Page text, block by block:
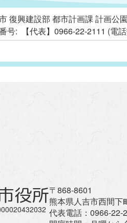
復興建設部 都市計画課 計画公
号:
【代表】0966-22-2111 (電
役所〒868-8601
熊本県人吉市西間下
代表電話： 0966-22-